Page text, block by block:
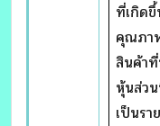
ที่เกิด
คุณภา
สินค้า
หุ้นส่ว
เป็นร